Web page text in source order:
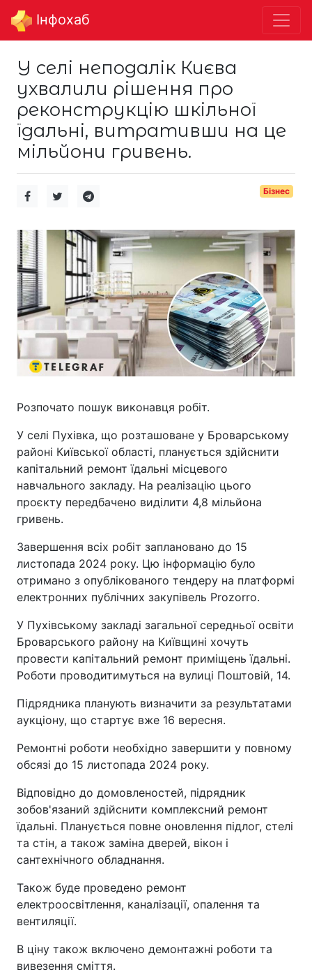
Інфохаб
У селі неподалік Києва
ухвалили рішення про
реконструкцію шкільної
їдальні, витративши на це
мільйони гривень.
Бізнес
Розпочато пошук виконавця робіт.
У селі Пухівка, що розташоване у Броварському
районі Київської області, планується здійснити
капітальний ремонт їдальні місцевого
навчального закладу. На реалізацію цього
проєкту передбачено виділити 4,8 мільйона
гривень.
Завершення всіх робіт заплановано до 15
листопада 2024 року. Цю інформацію було
отримано з опублікованого тендеру на платформі
електронних публічних закупівель Prozorro.
У Пухівському закладі загальної середньої освіти
Броварського району на Київщині хочуть
провести капітальний ремонт приміщень їдальні.
Роботи проводитимуться на вулиці Поштовій, 14.
Підрядника планують визначити за результатами
аукціону, що стартує вже 16 вересня.
Ремонтні роботи необхідно завершити у повному
обсязі до 15 листопада 2024 року.
Відповідно до домовленостей, підрядник
зобов'язаний здійснити комплексний ремонт
їдальні. Планується повне оновлення підлог, стелі
та стін, а також заміна дверей, вікон і
сантехнічного обладнання.
Також буде проведено ремонт
електроосвітлення, каналізації, опалення та
вентиляції.
В ціну також включено демонтажні роботи та
вивезення сміття.